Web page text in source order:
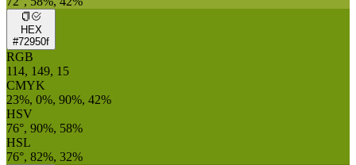
HEX
#72950f
RGB
114, 149, 15
CMYK
23%, 0%, 90%, 42%
HSV
76°, 90%, 58%
HSL
76°, 82%, 32%